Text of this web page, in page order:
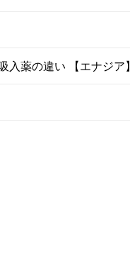
入薬の違い 【エナジア】